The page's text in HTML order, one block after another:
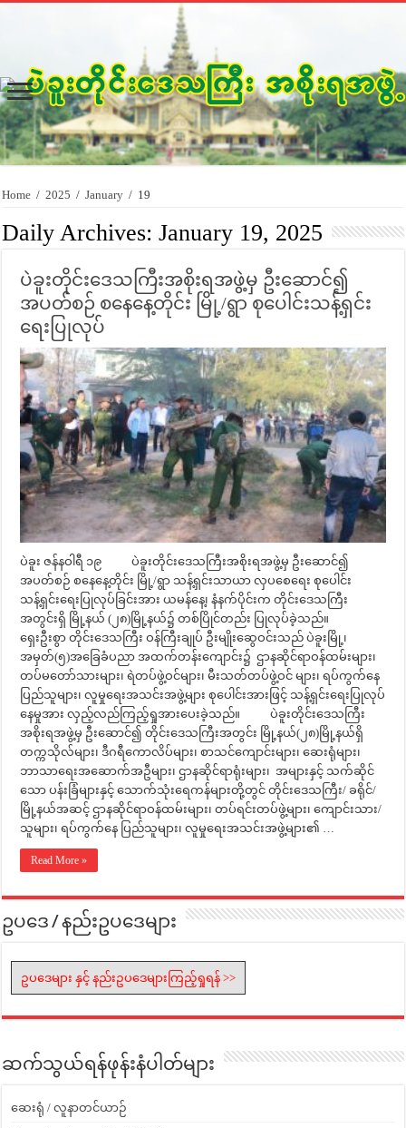
Home / 2025 / January / 19
Daily Archives:January 19, 2025
ပဲခူးတိုင်းဒေသကြီးအစိုးရအဖွဲ့မှ ဦးဆောင်၍
အပတ်စဉ် စနေနေ့တိုင်း မြို့/ရွာ စုပေါင်းသန့်ရှင်း
ရေးပြုလုပ်
ပဲခူး ဇန်နဝါရီ ၁၉ ပဲခူးတိုင်းဒေသကြီးအစိုးရအဖွဲ့မှ ဦးဆောင်၍
အပတ်စဉ် စနေနေ့တိုင်း မြို့/ရွာ သန့်ရှင်းသာယာ လှပစေရေး စုပေါင်း
သန့်ရှင်းရေးပြုလုပ်ခြင်းအား ယမန်နေ့၊ နံနက်ပိုင်းက တိုင်းဒေသကြီး
အတွင်းရှိ မြို့နယ် (၂၈)မြို့နယ်၌ တစ်ပြိုင်တည်း ပြုလုပ်ခဲ့သည်။
ရှေးဦးစွာ တိုင်းဒေသကြီး ဝန်ကြီးချုပ် ဦးမျိုးဆွေဝင်းသည် ပဲခူးမြို့၊
အမှတ်(၅)အခြေခံပညာ အထက်တန်းကျောင်း၌ ဌာနဆိုင်ရာဝန်ထမ်းများ၊
တပ်မတော်သားများ၊ ရဲတပ်ဖွဲ့ဝင်များ၊ မီးသတ်တပ်ဖွဲ့ဝင် များ၊ ရပ်ကွက်နေ
ပြည်သူများ၊ လူမှုရေးအသင်းအဖွဲ့များ စုပေါင်းအားဖြင့် သန့်ရှင်းရေးပြုလုပ်
နေမှုအား လှည့်လည်ကြည့်ရှုအားပေးခဲ့သည်။ ပဲခူးတိုင်းဒေသကြီး
အစိုးရအဖွဲ့မှ ဦးဆောင်၍ တိုင်းဒေသကြီးအတွင်း မြို့နယ်(၂၈)မြို့နယ်ရှိ
တက္ကသိုလ်များ၊ ဒီဂရီကောလိပ်များ၊ စာသင်ကျောင်းများ၊ ဆေးရုံများ၊
ဘာသာရေးအဆောက်အဦများ၊ ဌာနဆိုင်ရာရုံးများ၊ အများနှင့် သက်ဆိုင်
သော ပန်းခြံများနှင့် သောက်သုံးရေကန်များတို့တွင် တိုင်းဒေသကြီး/ ခရိုင်/
မြို့နယ်အဆင့် ဌာနဆိုင်ရာဝန်ထမ်းများ၊ တပ်ရင်းတပ်ဖွဲ့များ၊ ကျောင်းသား/
သူများ၊ ရပ်ကွက်နေ ပြည်သူများ၊ လူမှုရေးအသင်းအဖွဲ့များ၏ …
Read More »
ဥပဒေ / နည်းဥပဒေများ
ဥပဒေများ နှင့် နည်းဥပဒေများကြည့်ရှုရန် >>
ဆက်သွယ်ရန်ဖုန်းနံပါတ်များ
ဆေးရုံ / လူနာတင်ယာဉ်